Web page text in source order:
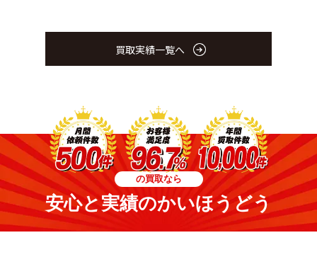
買取実績一覧へ
の買取なら
安心と実績のかいほうどう